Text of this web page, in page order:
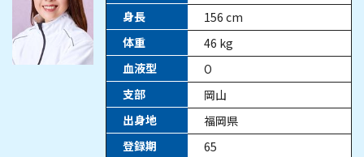
身長
156 cm
体重
46 kg
血液型
O
支部
岡山
出身地
福岡県
登録期
65